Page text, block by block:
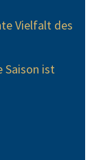
Vielfalt des
Saison ist